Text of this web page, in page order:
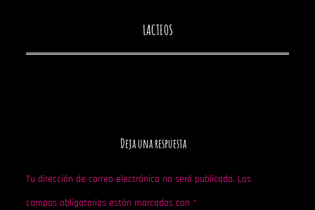
LACTEOS
Deja una respuesta
Tu dirección de correo electrónico no será publicada. Los
campos obligatorios están marcados con *